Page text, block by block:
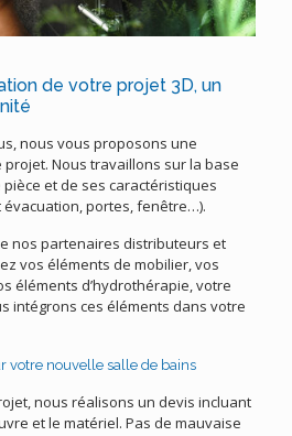
de votre projet 3D, un
nous vous proposons une
Nous travaillons sur la base
et de ses caractéristiques
portes, fenêtre…).
nos partenaires distributeurs et
vos éléments de mobilier, vos
éléments d’hydrothérapie, votre
intégrons ces éléments dans votre
votre nouvelle salle de bains
nous réalisons un devis incluant
et le matériel. Pas de mauvaise